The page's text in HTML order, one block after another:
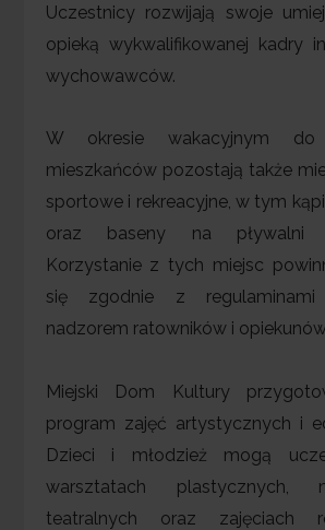
Uczestnicy rozwijają swoje
opieką wykwalifikowanej kadry
wychowawców.
W okresie wakacyjnym do
mieszkańców pozostają także
sportowe i rekreacyjne, w tym
oraz baseny na pływalni
Korzystanie z tych miejsc
się zgodnie z
nadzorem ratowników i
Miejski Dom Kultury
program zajęć artystycznych i
Dzieci i młodzież mogą
warsztatach plastycznych,
teatralnych oraz zajęciach